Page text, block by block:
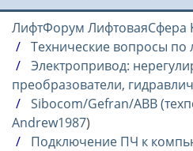
ЛифтФорум ЛифтоваяСфера
Технические вопросы по
Электропривод:
преобразователи,
Sibocom/Gefran/ABB
Andrew1987)
Подключение ПЧ к